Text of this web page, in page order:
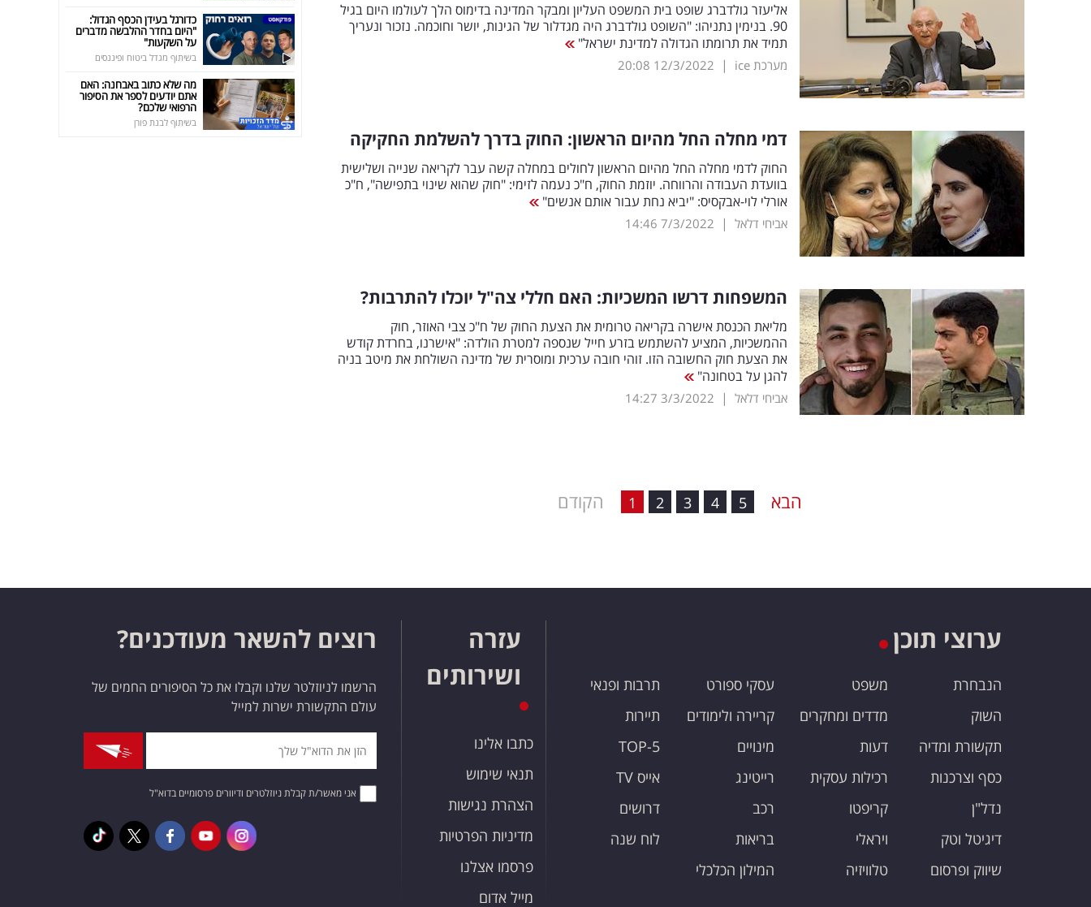
אליעזר גולדברג שופט בית המשפט העליון ומבקר המדינה בדימוס הלך לעולמו היום בגיל
90. בנימין נתניהו: "השופט גולדברג היה מגדלור של הגינות, יושר וחוכמה. נזכור ונעריך
תמיד את תרומתו הגדולה למדינת ישראל"
מערכת ice |
12/3/2022
20:08
דמי מחלה החל מהיום הראשון: החוק בדרך להשלמת החקיקה
החוק לדמי מחלה החל מהיום הראשון לחולים במחלה קשה עבר לקריאה שנייה ושלישית
בוועדת העבודה והרווחה. יוזמת החוק, ח"כ נעמה לזימי: "חוק שהוא שינוי בתפישה", ח"כ
אורלי לוי-אבקסיס: "יביא נחת עבור אותם אנשים"
אביחי דלאל |
7/3/2022
14:46
המשפחות דרשו המשכיות: האם חללי צה"ל יוכלו להתרבות?
מליאת הכנסת אישרה בקריאה טרומית את הצעת החוק של ח"כ צבי האוזר, חוק
ההמשכיות, המציע להשתמש בזרע חייל שנספה למטרת הולדה: "אישרנו, בחרדת קודש
את הצעת חוק החשובה הזו. זוהי חובה ערכית ומוסרית של מדינה השולחת את מיטב בניה
להגן על בטחונה"
אביחי דלאל |
3/3/2022
14:27
הקודם 1 2 3 4 5 הבא
כדורגל בעידן הכסף הגדול:
"היום בחדר ההלבשה מדברים
על השקעות"
בשיתוף מגדל ביטוח ופיננסים
מה שלא כתוב באבחנה: האם
אתם יודעים לספר את הסיפור
הרפואי שלכם?
בשיתוף לבנת פורן
ערוצי תוכן
הנבחרת
השוק
תקשורת ומדיה
כסף וצרכנות
נדל"ן
דיגיטל וטק
שיווק ופרסום
משפט
מדדים ומחקרים
דעות
רכילות עסקית
קריפטו
ויראלי
טלוויזיה
עסקי ספורט
קריירה ולימודים
מינויים
רייטינג
רכב
בריאות
המילון הכלכלי
תרבות ופנאי
תיירות
TOP-5
אייס TV
דרושים
לוח שנה
עזרה
ושירותים
כתבו אלינו
תנאי שימוש
הצהרת נגישות
מדיניות הפרטיות
פרסמו אצלנו
מייל אדום
רוצים להשאר מעודכנים?
הרשמו לניוזלטר שלנו וקבלו את כל הסיפורים החמים של
עולם התקשורת ישרות למייל
אני מאשר/ת קבלת ניוזלטרים ודיוורים פרסומיים בדוא"ל